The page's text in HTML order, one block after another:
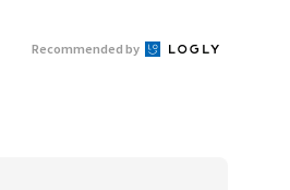
Recommended by